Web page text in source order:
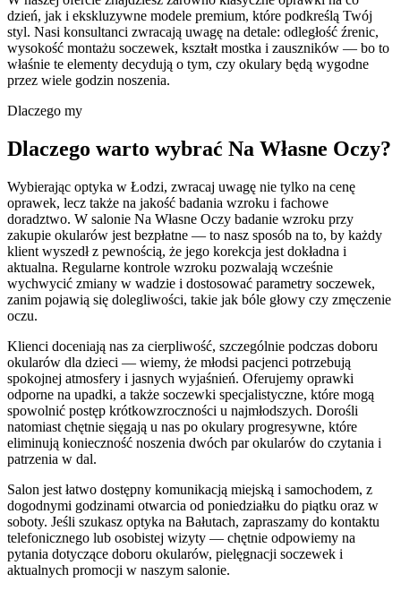
dzień, jak i ekskluzywne modele premium, które podkreślą Twój
styl. Nasi konsultanci zwracają uwagę na detale: odległość źrenic,
wysokość montażu soczewek, kształt mostka i zauszników — bo to
właśnie te elementy decydują o tym, czy okulary będą wygodne
przez wiele godzin noszenia.
Dlaczego my
Dlaczego warto wybrać Na Własne Oczy?
Wybierając optyka w Łodzi, zwracaj uwagę nie tylko na cenę
oprawek, lecz także na jakość badania wzroku i fachowe
doradztwo. W salonie Na Własne Oczy badanie wzroku przy
zakupie okularów jest bezpłatne — to nasz sposób na to, by każdy
klient wyszedł z pewnością, że jego korekcja jest dokładna i
aktualna. Regularne kontrole wzroku pozwalają wcześnie
wychwycić zmiany w wadzie i dostosować parametry soczewek,
zanim pojawią się dolegliwości, takie jak bóle głowy czy zmęczenie
oczu.
Klienci doceniają nas za cierpliwość, szczególnie podczas doboru
okularów dla dzieci — wiemy, że młodsi pacjenci potrzebują
spokojnej atmosfery i jasnych wyjaśnień. Oferujemy oprawki
odporne na upadki, a także soczewki specjalistyczne, które mogą
spowolnić postęp krótkowzroczności u najmłodszych. Dorośli
natomiast chętnie sięgają u nas po okulary progresywne, które
eliminują konieczność noszenia dwóch par okularów do czytania i
patrzenia w dal.
Salon jest łatwo dostępny komunikacją miejską i samochodem, z
dogodnymi godzinami otwarcia od poniedziałku do piątku oraz w
soboty. Jeśli szukasz optyka na Bałutach, zapraszamy do kontaktu
telefonicznego lub osobistej wizyty — chętnie odpowiemy na
pytania dotyczące doboru okularów, pielęgnacji soczewek i
aktualnych promocji w naszym salonie.